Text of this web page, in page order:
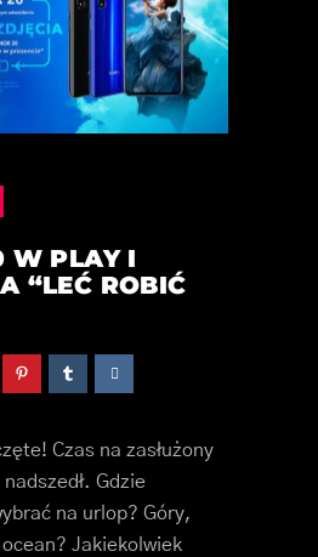
W PLAY I
“LEĆ ROBIĆ
Czas na zasłużony
Gdzie
na urlop? Góry,
Jakiekolwiek